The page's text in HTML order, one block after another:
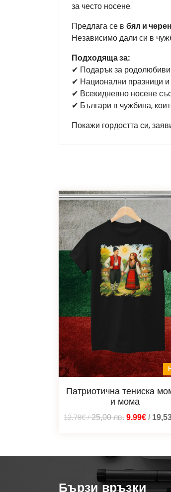
за често носене.
Предлага се в бял и
Независимо дали си в
Подходяща за:
✔ Подарък за
✔ Национални празници и
✔ Всекидневно носене
✔ Българи в чужбина,
Покажи гордостта си,
Патриотична тениска
и мома
12.78€/25,00лв. 9.99€ /
Бързи връзки